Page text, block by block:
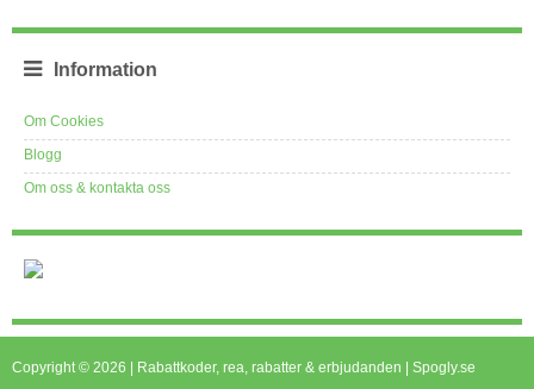
Information
Om Cookies
Blogg
Om oss & kontakta oss
Copyright © 2026 | Rabattkoder, rea, rabatter & erbjudanden | Spogly.se